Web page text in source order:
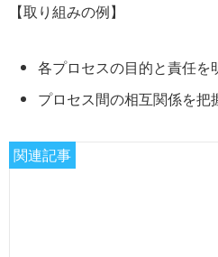
【取り組みの例】
各プロセスの目的と責任を
プロセス間の相互関係を把
関連記事